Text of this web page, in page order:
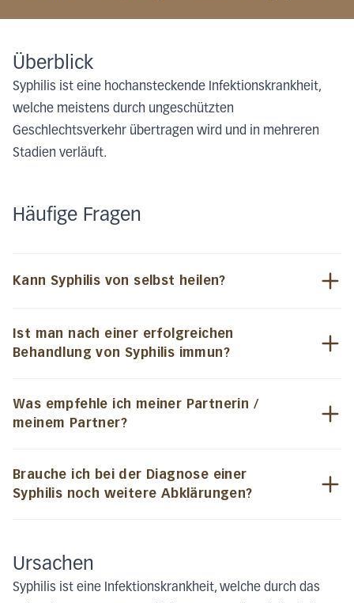
Überblick
Syphilis ist eine hochansteckende Infektionskrankheit,
welche meistens durch ungeschützten
Geschlechtsverkehr übertragen wird und in mehreren
Stadien verläuft.
Häufige Fragen
Kann Syphilis von selbst heilen?
Ist man nach einer erfolgreichen
Behandlung von Syphilis immun?
Was empfehle ich meiner Partnerin /
meinem Partner?
Brauche ich bei der Diagnose einer
Syphilis noch weitere Abklärungen?
Ursachen
Syphilis ist eine Infektionskrankheit, welche durch das